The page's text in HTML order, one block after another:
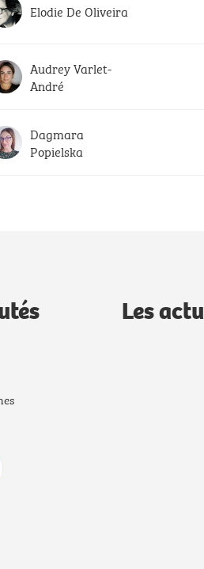
Elodie De Oliveira
Audrey Varlet-
André
Dagmara
Popielska
Les